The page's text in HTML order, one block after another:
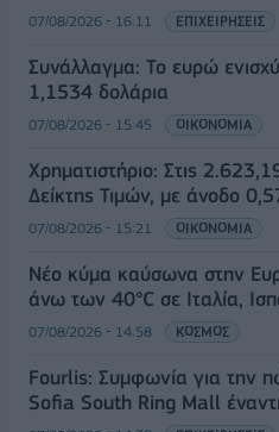
07/08/2026 - 16:11 ΕΠΙΧΕΙΡΗΣΕΙΣ
Συνάλλαγμα: Το ευρώ
1,1534 δολάρια
07/08/2026 - 15:45 ΟΙΚΟΝΟΜΙΑ
Χρηματιστήριο: Στις
Δείκτης Τιμών, με άνοδο
07/08/2026 - 15:21 ΟΙΚΟΝΟΜΙΑ
Νέο κύμα καύσωνα στην
άνω των 40°C σε Ιταλία,
07/08/2026 - 14:58 ΚΟΣΜΟΣ
Fourlis: Συμφωνία για την
Sofia South Ring Mall